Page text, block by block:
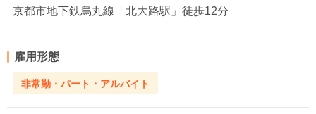
京都市地下鉄烏丸線「北大路駅」徒歩12分
雇用形態
非常勤・パート・アルバイト